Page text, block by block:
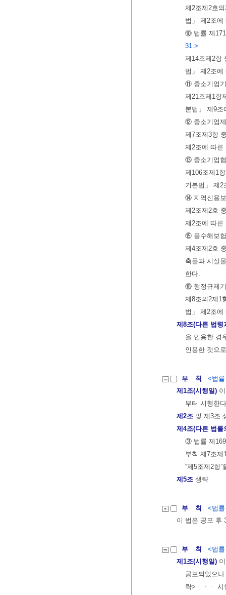
제2조제2호
법」 제2조에
⑩ 법률 제
31.>
제14조제2항
법」 제2조에
⑪ 중소기업
제21조제1항
본법」 제9조
⑫ 중소기업
제7조제3항
제2조에 따른
⑬ 중소기업
제106조제1
기본법」 제2
⑭ 지역신용
제2조제2호
제2조에 따른
⑮ 풍수해보
제4조제2호
축물과 시설
한다.
⑯ 행정규제
제8조의2제1
법」 제2조에
제8조(다른 법령
을 인용한 경
인용한 것으
부 칙
<법
제1조(시행일)
부터 시행한
제2조 및 제3조
제4조(다른 법률
③ 법률 제
부칙 제7조제
“제5조제2항”
제5조 생략
부 칙
<법
이 법은 공포 후
부 칙
<법
제1조(시행일)
공포되었으
략>ㆍㆍㆍ 시